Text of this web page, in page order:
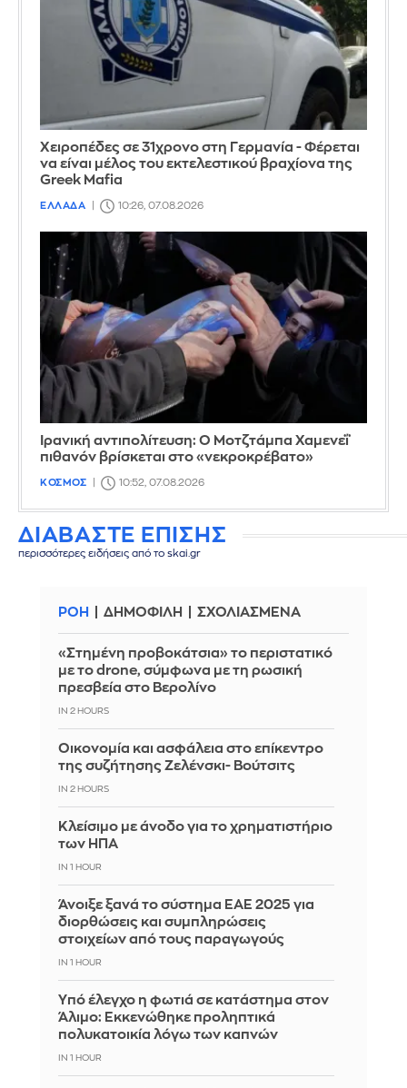
Χειροπέδες σε 31χρονο στη Γερμανία - Φέρεται
να είναι μέλος του εκτελεστικού βραχίονα της
Greek Mafia
ΕΛΛΑΔΑ 10:26, 07.08.2026
Ιρανική αντιπολίτευση: Ο Μοτζτάμπα Χαμενεΐ
πιθανόν βρίσκεται στο «νεκροκρέβατο»
ΚΟΣΜΟΣ 10:52, 07.08.2026
ΔΙΑΒΑΣΤΕ ΕΠΙΣΗΣ
περισσότερες ειδήσεις από το skai.gr
ΡΟΗ ΔΗΜΟΦΙΛΗ ΣΧΟΛΙΑΣΜΕΝΑ
«Στημένη προβοκάτσια» το περιστατικό
με το drone, σύμφωνα με τη ρωσική
πρεσβεία στο Βερολίνο
IN 2 HOURS
Οικονομία και ασφάλεια στο επίκεντρο
της συζήτησης Ζελένσκι- Βούτσιτς
IN 2 HOURS
Κλείσιμο με άνοδο για το χρηματιστήριο
των ΗΠΑ
IN 1 HOUR
Άνοιξε ξανά το σύστημα ΕΑΕ 2025 για
διορθώσεις και συμπληρώσεις
στοιχείων από τους παραγωγούς
IN 1 HOUR
Yπό έλεγχο η φωτιά σε κατάστημα στον
Άλιμο: Εκκενώθηκε προληπτικά
πολυκατοικία λόγω των καπνών
IN 1 HOUR